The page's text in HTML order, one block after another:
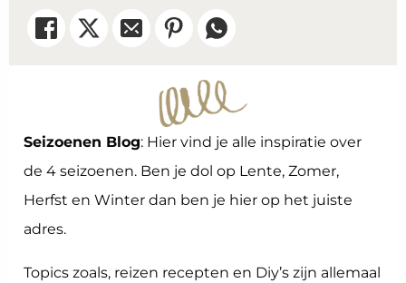
Seizoenen Blog: Hier vind je alle inspiratie over
de 4 seizoenen. Ben je dol op Lente, Zomer,
Herfst en Winter dan ben je hier op het juiste
adres.
Topics zoals, reizen recepten en Diy’s zijn allemaal